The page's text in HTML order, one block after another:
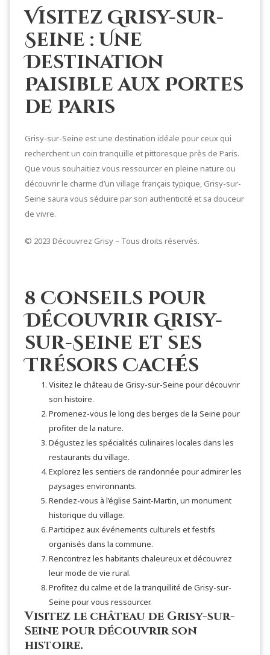
Visitez Grisy-sur-
Seine : Une
Destination
Paisible aux Portes
de Paris
Grisy-sur-Seine est une destination idéale pour ceux qui
recherchent un coin tranquille et pittoresque près de Paris.
Que vous souhaitiez vous ressourcer en pleine nature ou
découvrir le charme d’un village français typique, Grisy-sur-
Seine saura vous séduire par son authenticité et sa douceur
de vivre.
© 2023 Découvrez Grisy – Tous droits réservés.
8 Conseils pour
Découvrir Grisy-
sur-Seine et ses
Trésors Cachés
Visitez le château de Grisy-sur-Seine pour découvrir
son histoire.
Promenez-vous le long des berges de la Seine pour
profiter de la nature.
Dégustez les spécialités culinaires locales dans les
restaurants du village.
Explorez les sentiers de randonnée pour admirer les
paysages environnants.
Rendez-vous à l’église Saint-Martin, un monument
historique du village.
Participez aux événements culturels et festifs
organisés dans la commune.
Rencontrez les habitants chaleureux et découvrez
leur mode de vie rural.
Profitez du calme et de la tranquillité de Grisy-sur-
Seine pour vous ressourcer.
Visitez le château de Grisy-sur-
Seine pour découvrir son
histoire.